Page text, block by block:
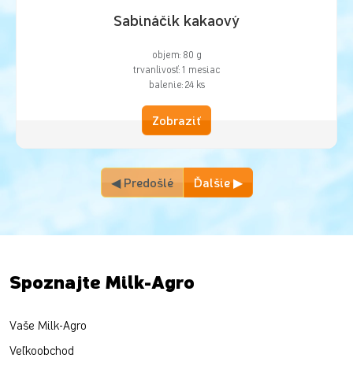
Sabináčik kakaový
objem: 80 g
trvanlivosť: 1 mesiac
balenie: 24 ks
Zobraziť
◀ Predošlé Ďalšie ▶
Spoznajte Milk-Agro
Vaše Milk-Agro
Veľkoobchod